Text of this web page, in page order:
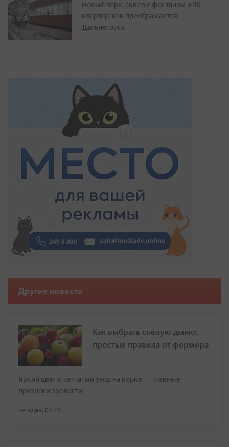
Новый парк, сквер с фонтаном и 50
квартир: как преображается
Дальнегорск
Другие новости
Как выбрать спелую дыню:
простые правила от фермера
Яркий цвет и сетчатый узор на корке — главные
признаки зрелости
сегодня, 04:29